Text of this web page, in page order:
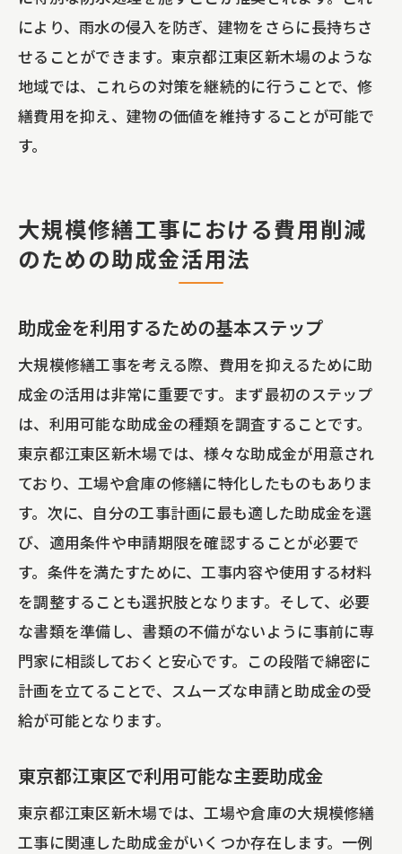
により、雨水の侵入を防ぎ、建物をさらに長持ちさ
せることができます。東京都江東区新木場のような
地域では、これらの対策を継続的に行うことで、修
繕費用を抑え、建物の価値を維持することが可能で
す。
大規模修繕工事における費用削減
のための助成金活用法
助成金を利用するための基本ステップ
大規模修繕工事を考える際、費用を抑えるために助
成金の活用は非常に重要です。まず最初のステップ
は、利用可能な助成金の種類を調査することです。
東京都江東区新木場では、様々な助成金が用意され
ており、工場や倉庫の修繕に特化したものもありま
す。次に、自分の工事計画に最も適した助成金を選
び、適用条件や申請期限を確認することが必要で
す。条件を満たすために、工事内容や使用する材料
を調整することも選択肢となります。そして、必要
な書類を準備し、書類の不備がないように事前に専
門家に相談しておくと安心です。この段階で綿密に
計画を立てることで、スムーズな申請と助成金の受
給が可能となります。
東京都江東区で利用可能な主要助成金
東京都江東区新木場では、工場や倉庫の大規模修繕
工事に関連した助成金がいくつか存在します。一例